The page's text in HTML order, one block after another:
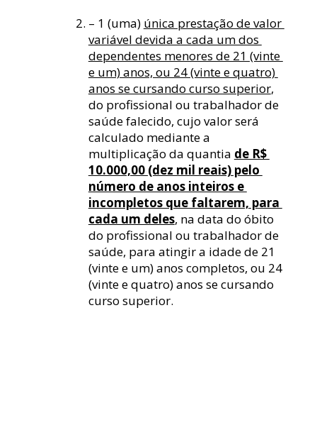
– 1 (uma) única prestação de valor
variável devida a cada um dos
dependentes menores de 21 (vinte
e um) anos, ou 24 (vinte e quatro)
anos se cursando curso superior,
do profissional ou trabalhador de
saúde falecido, cujo valor será
calculado mediante a
multiplicação da quantia de R$
10.000,00 (dez mil reais) pelo
número de anos inteiros e
incompletos que faltarem, para
cada um deles, na data do óbito
do profissional ou trabalhador de
saúde, para atingir a idade de 21
(vinte e um) anos completos, ou 24
(vinte e quatro) anos se cursando
curso superior.